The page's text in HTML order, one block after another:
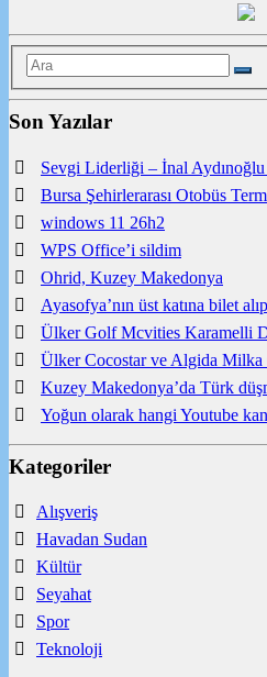
Son Yazılar
Sevgi Liderliği – İnal Aydınoğlu
Bursa Şehirlerarası Otobüs
windows 11 26h2
WPS Office’i sildim
Ohrid, Kuzey Makedonya
Ayasofya’nın üst katına bilet
Ülker Golf Mcvities Karamelli
Ülker Cocostar ve Algida Milka
Kuzey Makedonya’da Türk
Yoğun olarak hangi Youtube
Kategoriler
Alışveriş
Havadan Sudan
Kültür
Seyahat
Spor
Teknoloji